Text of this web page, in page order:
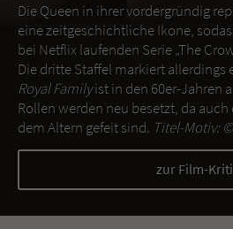
Die Queen in ihrer vordergründig
eine zeitgeschichtliche Ikone,
bei Netflix laufenden Serie „The
Die dritte Staffel markiert allerdings
Royal Familyist in den 60er-Jahren
Rollen werden neu besetzt, da
dem Altern gefeit sind. Titel-Motiv:
zur Film-